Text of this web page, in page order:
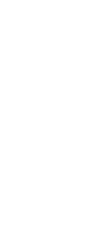
in dessen
vorläufigen
Oktober)
Bewilligungsbescheid bei)